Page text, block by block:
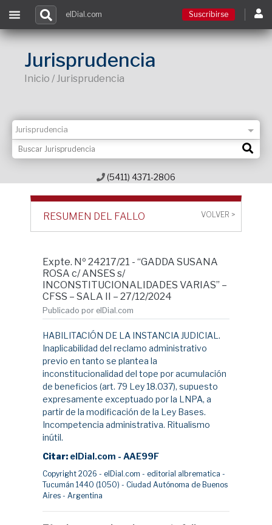
Contacto
elDial.com Suscribirse
Jurisprudencia
Inicio / Jurisprudencia
(5411) 4371-2806
RESUMEN DEL FALLO VOLVER >
Expte. Nº 24217/21 - “GADDA SUSANA
ROSA c/ ANSES s/
INCONSTITUCIONALIDADES VARIAS” –
CFSS – SALA II – 27/12/2024
Publicado por elDial.com
HABILITACIÓN DE LA INSTANCIA JUDICIAL.
Inaplicabilidad del reclamo administrativo
previo en tanto se plantea la
inconstitucionalidad del tope por acumulación
de beneficios (art. 79 Ley 18.037), supuesto
expresamente exceptuado por la LNPA, a
partir de la modificación de la Ley Bases.
Incompetencia administrativa. Ritualismo
inútil.
Citar: elDial.com - AAE99F
Copyright 2026 - elDial.com - editorial albrematica -
Tucumán 1440 (1050) - Ciudad Autónoma de Buenos
Aires - Argentina